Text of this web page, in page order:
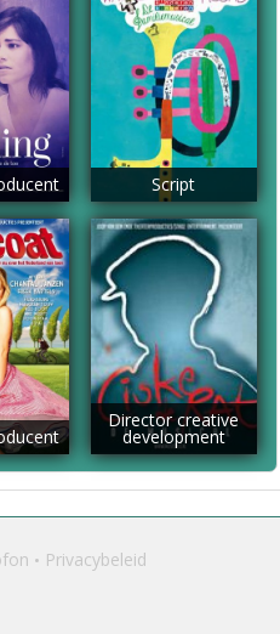
Script
Director creative
development
Privacybeleid